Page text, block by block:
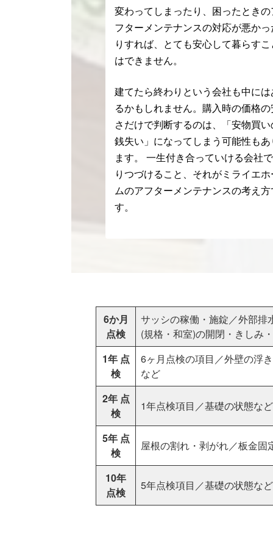
変わってしまったり、困ったときの
フターメンテナンスの対応が悪か
りすれば、とても安心して暮らす
はできません。
建てたら終わりという会社も中には
るかもしれません。購入時の価格
さだけで判断するのは、「安物買
銭失い」になってしまう可能性もあ
ます。 一生付き合っていける会社
りつづけること、それがミライエ
ムのアフターメンテナンスの考え
す。
6か月
点検
サッシの稼働・施錠／外部排
(規格・和室)の開閉・きしみ
1年 点
検
6ヶ月点検の項目／外壁の浮
など
2年 点
検
1年点検項目／基礎の状態など
5年 点
検
屋根の割れ・剥がれ／板金
10年
点検
5年点検項目／基礎の状態など